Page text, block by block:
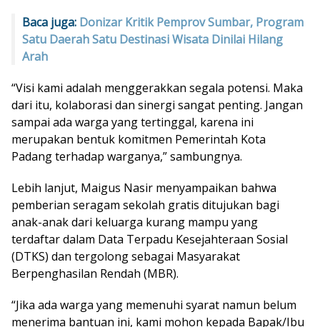
Baca juga: Donizar Kritik Pemprov Sumbar, Program
Satu Daerah Satu Destinasi Wisata Dinilai Hilang
Arah
“Visi kami adalah menggerakkan segala potensi. Maka
dari itu, kolaborasi dan sinergi sangat penting. Jangan
sampai ada warga yang tertinggal, karena ini
merupakan bentuk komitmen Pemerintah Kota
Padang terhadap warganya,” sambungnya.
Lebih lanjut, Maigus Nasir menyampaikan bahwa
pemberian seragam sekolah gratis ditujukan bagi
anak-anak dari keluarga kurang mampu yang
terdaftar dalam Data Terpadu Kesejahteraan Sosial
(DTKS) dan tergolong sebagai Masyarakat
Berpenghasilan Rendah (MBR).
“Jika ada warga yang memenuhi syarat namun belum
menerima bantuan ini, kami mohon kepada Bapak/Ibu